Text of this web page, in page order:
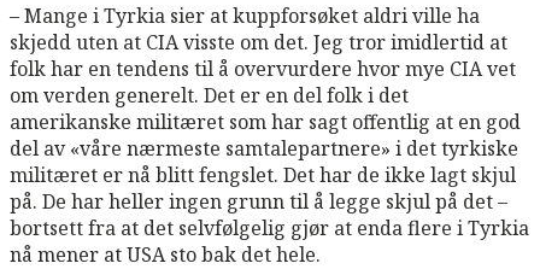
– Mange i Tyrkia sier at kuppforsøket aldri ville ha
skjedd uten at CIA visste om det. Jeg tror imidlertid at
folk har en tendens til å overvurdere hvor mye CIA vet
om verden generelt. Det er en del folk i det
amerikanske militæret som har sagt offentlig at en god
del av «våre nærmeste samtalepartnere» i det tyrkiske
militæret er nå blitt fengslet. Det har de ikke lagt skjul
på. De har heller ingen grunn til å legge skjul på det ­–
bortsett fra at det selvfølgelig gjør at enda flere i Tyrkia
nå mener at USA sto bak det hele.